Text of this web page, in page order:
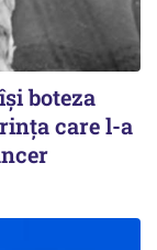
boteza
care l-a